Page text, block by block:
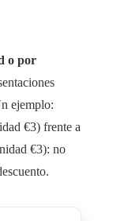
o por
ejemplo:
€3) frente a
€3): no